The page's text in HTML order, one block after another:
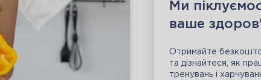
Ми
ваше
Отримайте
та дізнайтеся, як
тренувань і